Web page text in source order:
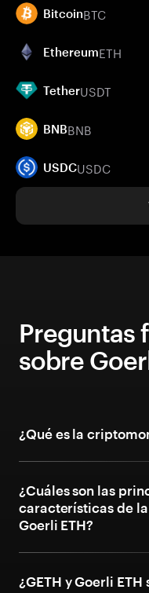
BitcoinBTC
EthereumETH
TetherUSDT
BNBBNB
USDCUSDC
Preguntas
sobre
¿Qué es la
¿Cuáles son las
características de
Goerli ETH?
¿GETH y Goerli ETH